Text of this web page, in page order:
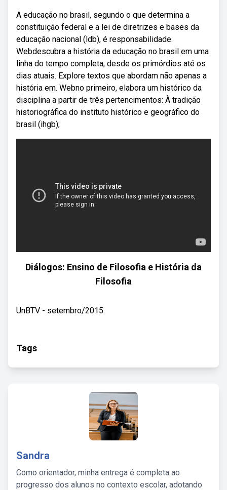
A educação no brasil, segundo o que determina a
constituição federal e a lei de diretrizes e bases da
educação nacional (ldb), é responsabilidade.
Webdescubra a história da educação no brasil em uma
linha do tempo completa, desde os primórdios até os
dias atuais. Explore textos que abordam não apenas a
história em. Webno primeiro, elabora um histórico da
disciplina a partir de três pertencimentos: À tradição
historiográfica do instituto histórico e geográfico do
brasil (ihgb);
Diálogos: Ensino de Filosofia e História da
Filosofia
UnBTV - setembro/2015.
Tags
Sandra
Como orientador, minha entrega é completa ao
progresso dos alunos no contexto escolar, adotando